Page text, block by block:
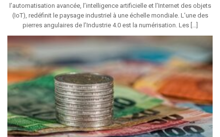
l’automatisation avancée, l’intelligence artificielle et l’Internet des objets
(IoT), redéfinit le paysage industriel à une échelle mondiale. L’une des
pierres angulaires de l’Industrie 4.0 est la numérisation. Les […]